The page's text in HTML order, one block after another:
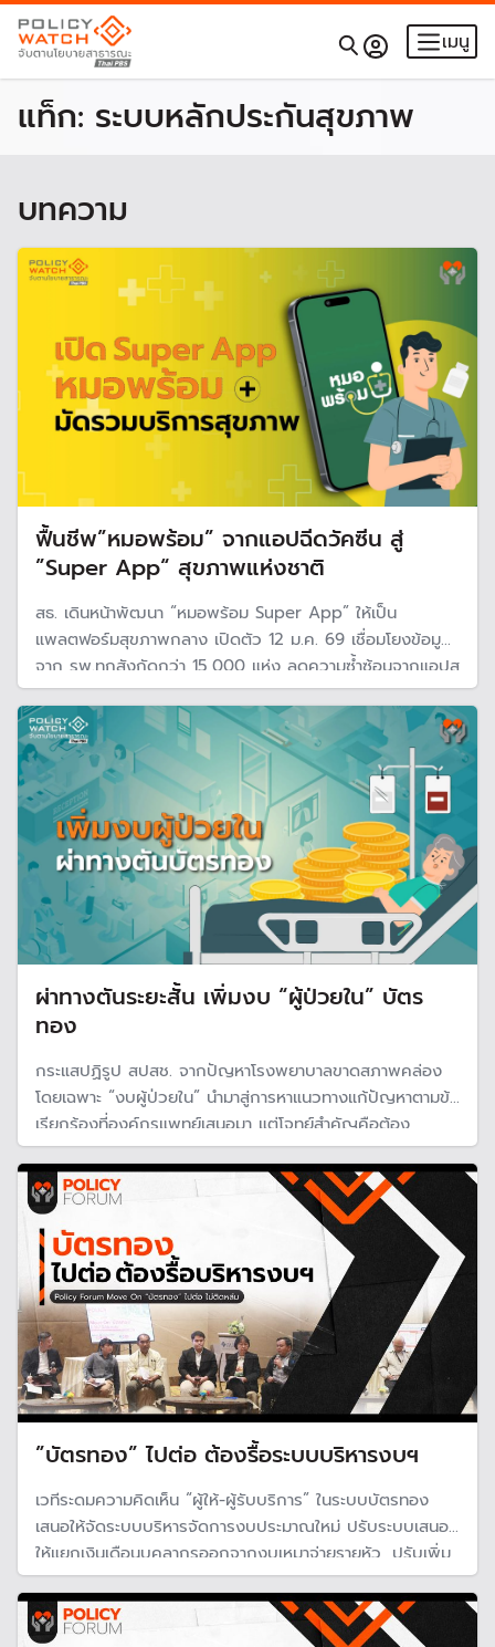
เมนู
แท็ก: ระบบหลักประกันสุขภาพ
บทความ
ฟื้นชีพ”หมอพร้อม” จากแอปฉีดวัคซีน สู่
”Super App“ สุขภาพแห่งชาติ
สธ. เดินหน้าพัฒนา “หมอพร้อม Super App” ให้เป็น
แพลตฟอร์มสุขภาพกลาง เปิดตัว 12 ม.ค. 69 เชื่อมโยงข้อมูล
จาก รพ.ทุกสังกัดกว่า 15,000 แห่ง ลดความซ้ำซ้อนจากแอปสุ
ขภาพรัฐกว่า 50 แอป เพื่อให้ประชาชนเข้าถึงบริการง่าย
แพทย์เห็นข้อมูลครบ และรัฐใช้ข้อมูลวางแผนเชิงระบบได้
ผ่าทางตันระยะสั้น เพิ่มงบ “ผู้ป่วยใน” บัตร
ทอง
กระแสปฏิรูป สปสช. จากปัญหาโรงพยาบาลขาดสภาพคล่อง
โดยเฉพาะ “งบผู้ป่วยใน” นำมาสู่การหาแนวทางแก้ปัญหาตามข้อ
เรียกร้องที่องค์กรแพทย์เสนอมา แต่โจทย์สำคัญคือต้อง
เป็นการแก้ปัญหาที่ยั่งยืน ไม่เกิดซ้ำรอยปี 2568 โดยของบก
ลางเพิ่ม แต่ยังคงบริหารแบบ "งบปลายปิด" ด้วยกรอบงบ
แต่ละปี
”บัตรทอง” ไปต่อ ต้องรื้อระบบบริหารงบฯ
เวทีระดมความคิดเห็น “ผู้ให้-ผู้รับบริการ” ในระบบบัตรทอง
เสนอให้จัดระบบบริหารจัดการงบประมาณใหม่ ปรับระบบเสนอ
ให้แยกเงินเดือนบุคลากรออกจากงบเหมาจ่ายรายหัว, ปรับเพิ่ม
เพดานการจ่ายชดเชยตามกลุ่มวินิจฉัยโรคร่วม เป็น 12,000
บาท และเพิ่มงบประมาณสนับสนุนกองทุนสุขภาพท้องถิ่น และ
กองทุนดูแลระยะยาว